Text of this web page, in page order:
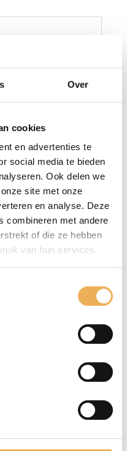
Over
cookies
en advertenties te
social media te bieden
Ook delen we
site met onze
en analyse. Deze
combineren met andere
of die ze hebben
van hun services.
kwaliteit, 1
PU Lak met
bescherming
Ontwikkeld
van
verkrijgbaar in
extra mat tot
met